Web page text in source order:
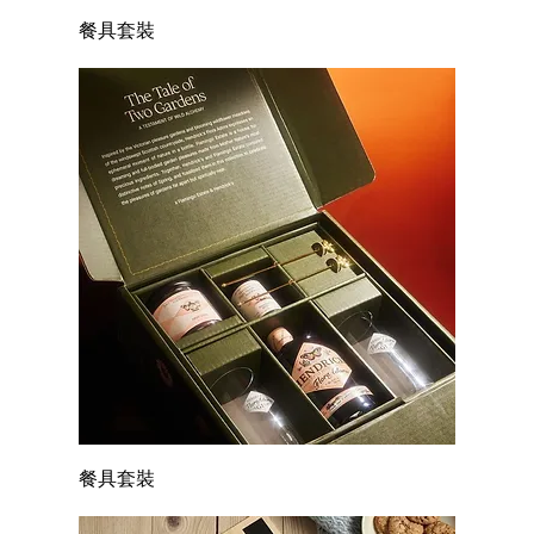
餐具套裝
餐具套裝